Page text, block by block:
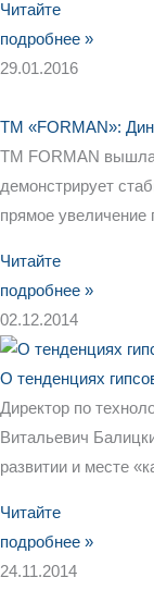
Читайте
подробнее »
29.01.2016
ТМ «FORMAN»:
ТМ FORMAN вышла
демонстрирует
прямое
Читайте
подробнее »
02.12.2014
О тенденциях
Директор по
Витальевич
развитии и месте
Читайте
подробнее »
24.11.2014